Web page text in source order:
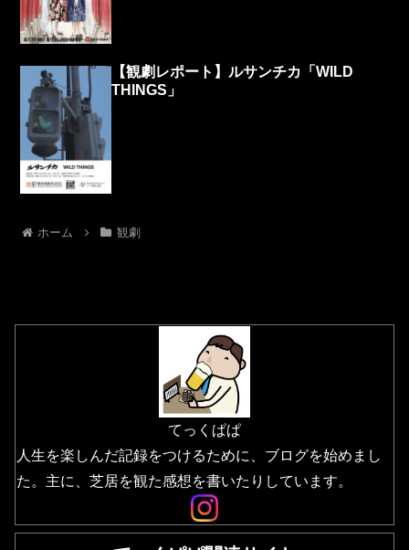
【観劇レポート】ルサンチカ「WILD
THINGS」
ホーム 観劇
てっくぱぱ
人生を楽しんだ記録をつけるために、ブログを始めまし
た。主に、芝居を観た感想を書いたりしています。